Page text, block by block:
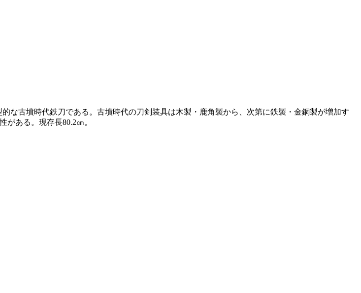
な古墳時代鉄刀である。古墳時代の刀剣装具は木製・鹿角製から、次第に鉄製・金銅製が増加す
ある。現存長80.2㎝。